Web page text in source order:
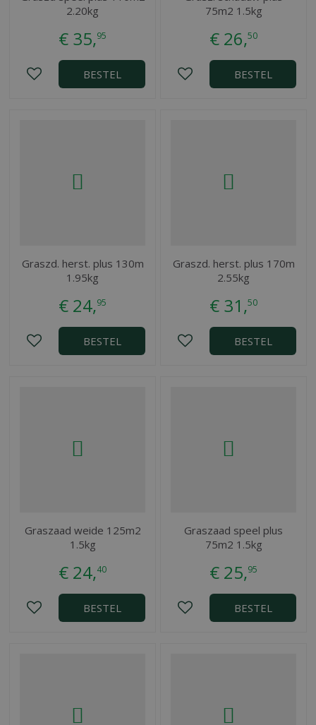
2.20kg
€ 35,95
BESTEL
75m2 1.5kg
€ 26,50
BESTEL
Graszd. herst. plus 130m
1.95kg
€ 24,95
BESTEL
Graszd. herst. plus 170m
2.55kg
€ 31,50
BESTEL
Graszaad weide 125m2
1.5kg
€ 24,40
BESTEL
Graszaad speel plus
75m2 1.5kg
€ 25,95
BESTEL